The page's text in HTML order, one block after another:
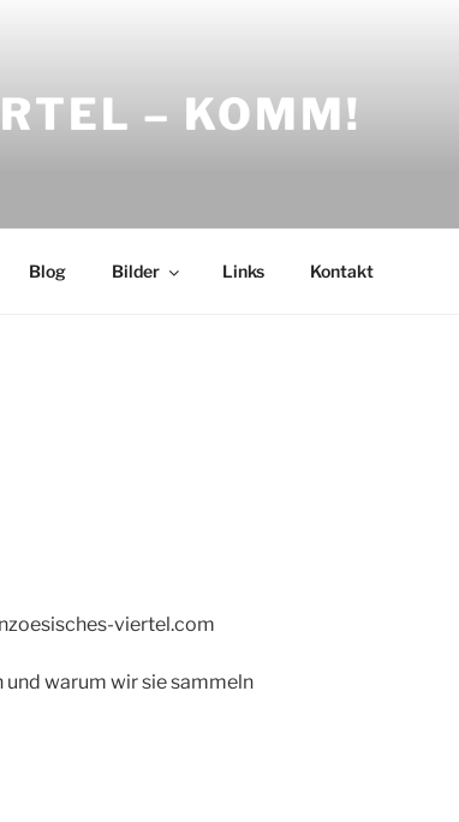
– KOMM!
Blog Bilder Links Kontakt
viertel.com
warum wir sie sammeln